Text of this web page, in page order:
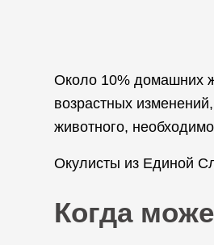
Около 10% домашних
возрастных
животного,
Окулисты из Единой
Когда